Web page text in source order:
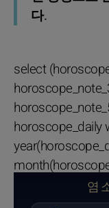
다.
select
horoscope_daily
염